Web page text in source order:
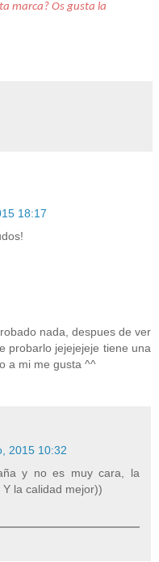
marca? Os gusta la
18:17
nada, despues de ver
probarlo jejejejeje tiene una
a mi me gusta ^^
2015 10:32
y no es muy cara, la
la calidad mejor))